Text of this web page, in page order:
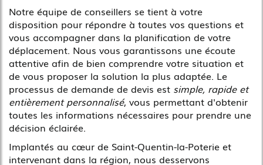
Notre équipe de conseillers se tient à votre
disposition pour répondre à toutes vos questions et
vous accompagner dans la planification de votre
déplacement. Nous vous garantissons une écoute
attentive afin de bien comprendre votre situation et
de vous proposer la solution la plus adaptée. Le
processus de demande de devis est simple, rapide et
entièrement personnalisé, vous permettant d'obtenir
toutes les informations nécessaires pour prendre une
décision éclairée.
Implantés au cœur de Saint-Quentin-la-Poterie et
intervenant dans la région, nous desservons